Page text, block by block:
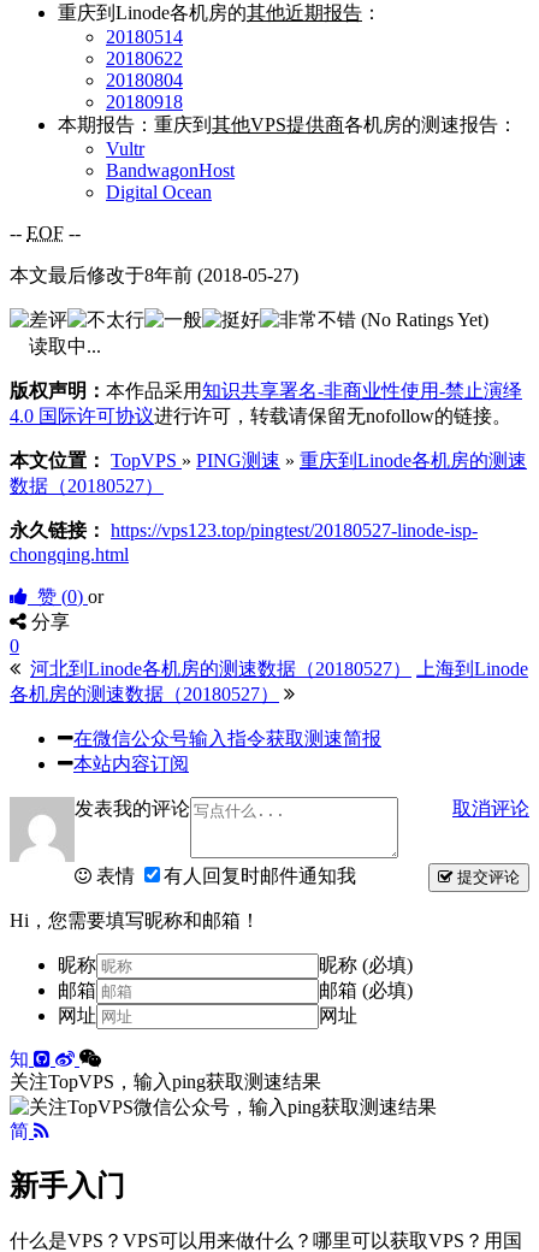
重庆到Linode各机房的其他近期报告 ：
20180514
20180622
20180804
20180918
本期报告：重庆到 其他VPS提供商各机房的测速报告：
Vultr
BandwagonHost
Digital Ocean
-- EOF --
本文最后修改于8年前 (2018-05-27)
(No Ratings Yet)
读取中...
版权声明： 本作品采用知识共享署名-非商业性使用-禁止演绎
4.0 国际许可协议进行许可，转载请保留无nofollow的链接。
本文位置： TopVPS » PING测速 » 重庆到Linode各机房的测速
数据（20180527）
永久链接： https://vps123.top/pingtest/20180527-linode-isp-
chongqing.html
赞 (0) or
分享
0
河北到Linode各机房的测速数据（20180527）
上海到Linode
各机房的测速数据（20180527）
在微信公众号输入指令获取测速简报
本站内容订阅
发表我的评论 取消评论
提交评论
表情 有人回复时邮件通知我
Hi，您需要填写昵称和邮箱！
昵称
昵称 (必填)
邮箱
邮箱 (必填)
网址
网址
知
关注TopVPS，输入ping获取测速结果
简
新手入门
什么是VPS？VPS可以用来做什么？哪里可以获取VPS？用国